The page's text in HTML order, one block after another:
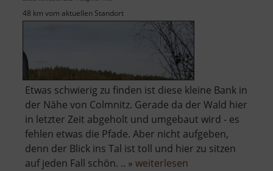
48 km vom aktuellen Standort
Etwas schwierig zu finden ist diese kleine Bank in
der Nähe von Colmnitz. Gerade da der Wald hier
in letzter Zeit abgeholt und umgebaut wird - es
fehlen etwas die Pfade. Aber nicht aufgeben,
denn der Blick ins Tal ist toll und hier zu sitzen
auf jeden Fall schön. .. » weiterlesen